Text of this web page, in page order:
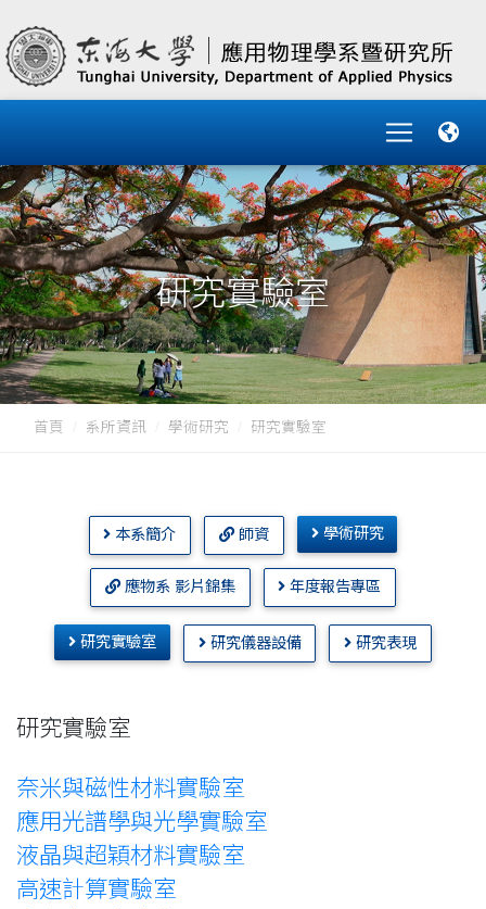
研究實驗室
首頁 系所資訊 學術研究 研究實驗室
本系簡介 師資 學術研究
應物系 影片錦集 年度報告專區
研究實驗室 研究儀器設備 研究表現
研究實驗室
奈米與磁性材料實驗室
應用光譜學與光學實驗室
液晶與超穎材料實驗室
高速計算實驗室